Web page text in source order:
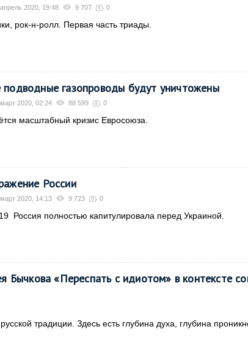
2020, 19:48 9 707 0
рок-н-ролл. Первая часть триады.
подводные газопроводы будут уничтожены
2020, 02:24 88 599 0
масштабный кризис Евросоюза.
России
2020, 14:13 9 723 0
Россия полностью капитулировала перед Украиной.
Бычкова «Переспать с идиотом» в контексте
традиции. Здесь есть глубина духа, глубина